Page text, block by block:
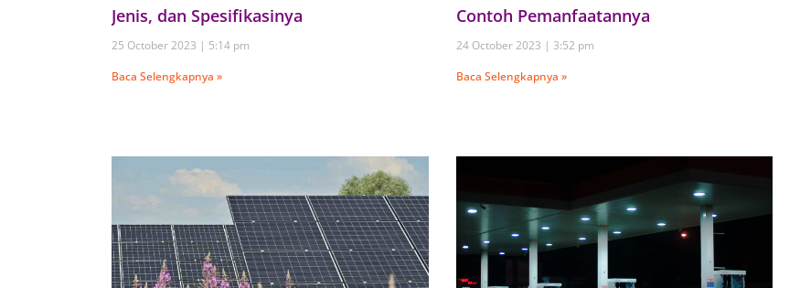
Jenis, dan Spesifikasinya
25 October 2023
5:14 pm
Baca Selengkapnya »
Contoh Pemanfaatannya
24 October 2023
3:52 pm
Baca Selengkapnya »